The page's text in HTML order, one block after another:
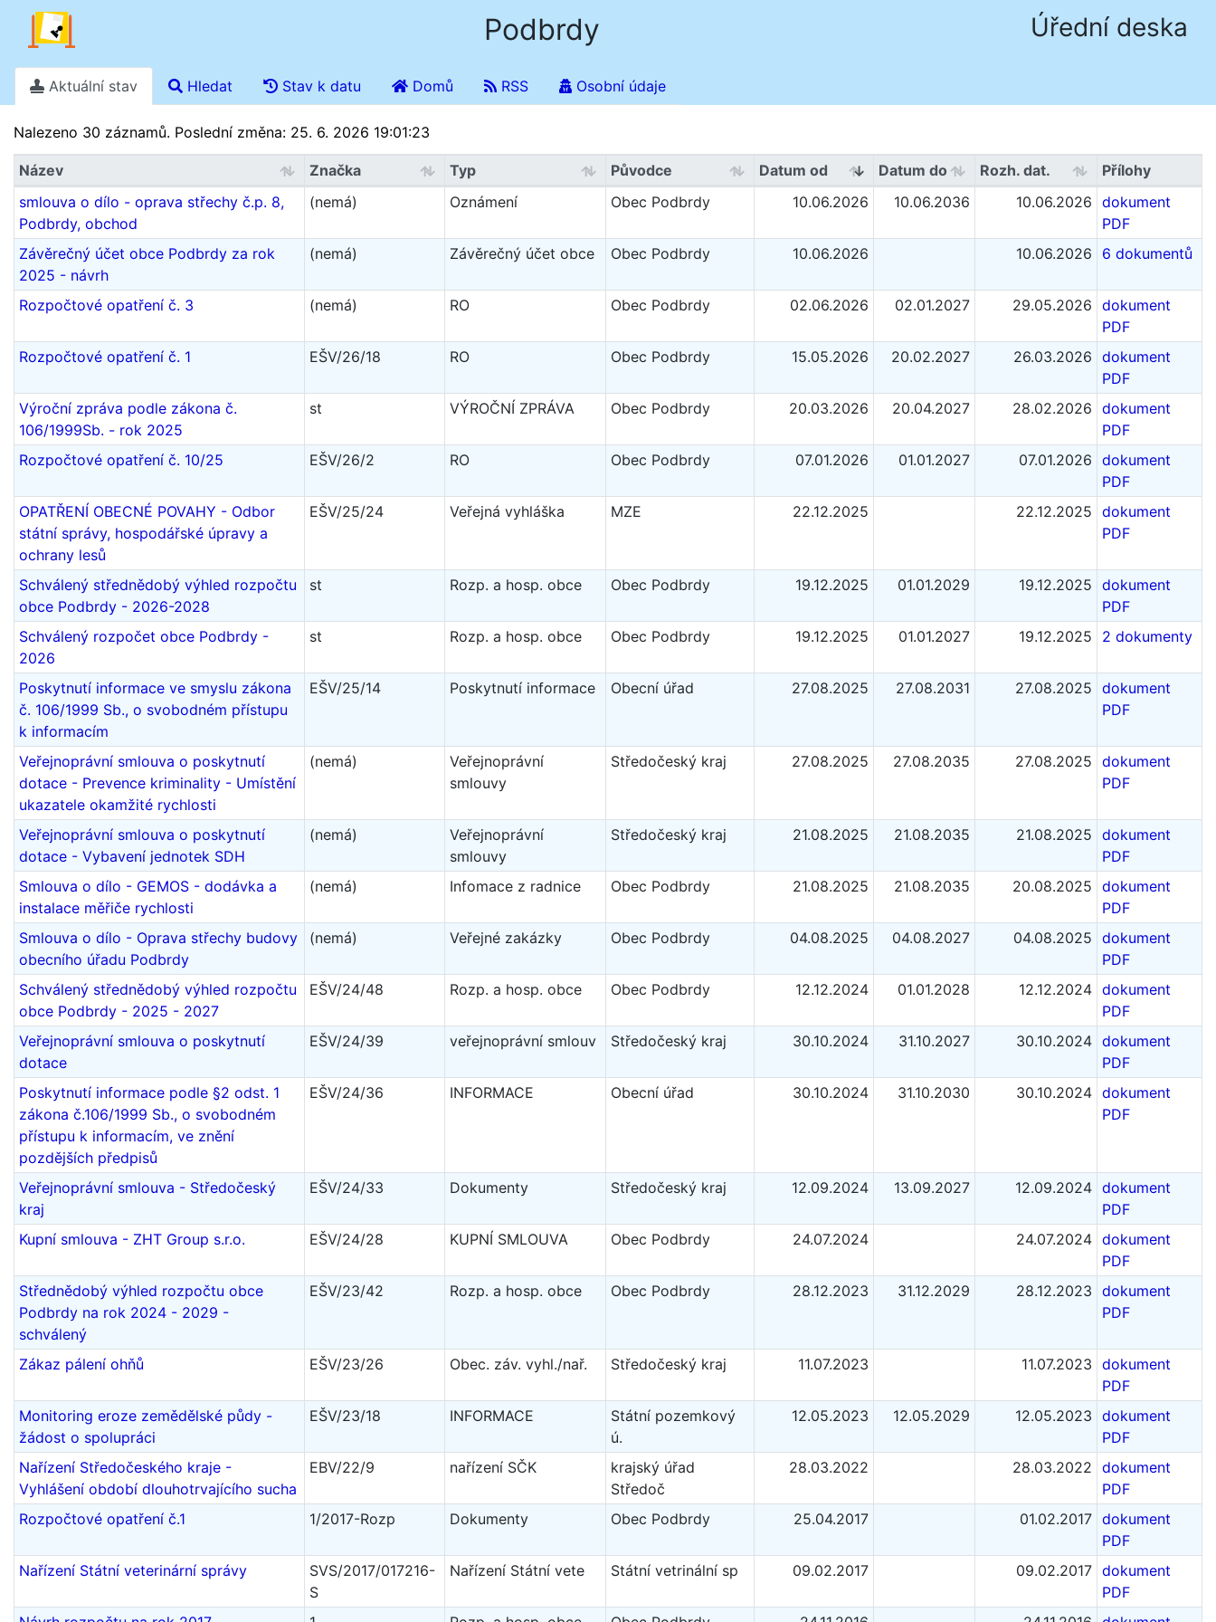
Podbrdy Úřední deska
Aktuální stav Hledat Stav k datu Domů RSS Osobní údaje
Stav k 6. 8. 2026 15.26
Nalezeno 30 záznamů. Poslední změna: 25. 6. 2026 19:01:23
Název Značka Typ Původce Datum od Datum do Rozh. dat.
Přílohy
smlouva o dílo - oprava střechy č.p. 8,
Podbrdy, obchod
(nemá) Oznámení Obec Podbrdy 10.06.2026 10.06.2036 10.06.2026 dokument
PDF
Závěrečný účet obce Podbrdy za rok
2025 - návrh
(nemá) Závěrečný účet obce Obec Podbrdy 10.06.2026 10.06.2026 6 dokumentů
Rozpočtové opatření č. 3 (nemá) RO Obec Podbrdy 02.06.2026 02.01.2027 29.05.2026 dokument
PDF
Rozpočtové opatření č. 1
EŠV/26/18 RO Obec Podbrdy 15.05.2026 20.02.2027 26.03.2026 dokument
PDF
Výroční zpráva podle zákona č.
106/1999Sb. - rok 2025
st VÝROČNÍ ZPRÁVA Obec Podbrdy 20.03.2026 20.04.2027 28.02.2026 dokument
PDF
Rozpočtové opatření č. 10/25
EŠV/26/2 RO Obec Podbrdy 07.01.2026 01.01.2027 07.01.2026 dokument
PDF
OPATŘENÍ OBECNÉ POVAHY - Odbor
státní správy, hospodářské úpravy a
ochrany lesů
EŠV/25/24 Veřejná vyhláška MZE 22.12.2025 22.12.2025 dokument
PDF
Schválený střednědobý výhled rozpočtu
obce Podbrdy - 2026-2028
st Rozp. a hosp. obce Obec Podbrdy 19.12.2025 01.01.2029 19.12.2025 dokument
PDF
Schválený rozpočet obce Podbrdy -
2026
st Rozp. a hosp. obce Obec Podbrdy 19.12.2025 01.01.2027 19.12.2025 2 dokumenty
Poskytnutí informace ve smyslu zákona
č. 106/1999 Sb., o svobodném přístupu
k informacím
EŠV/25/14 Poskytnutí informace Obecní úřad 27.08.2025 27.08.2031 27.08.2025 dokument
PDF
Veřejnoprávní smlouva o poskytnutí
dotace - Prevence kriminality - Umístění
ukazatele okamžité rychlosti
(nemá)
Veřejnoprávní
smlouvy
Středočeský kraj 27.08.2025 27.08.2035 27.08.2025 dokument
PDF
Veřejnoprávní smlouva o poskytnutí
dotace - Vybavení jednotek SDH
(nemá)
Veřejnoprávní
smlouvy
Středočeský kraj 21.08.2025 21.08.2035 21.08.2025 dokument
PDF
Smlouva o dílo - GEMOS - dodávka a
instalace měřiče rychlosti
(nemá) Infomace z radnice Obec Podbrdy 21.08.2025 21.08.2035 20.08.2025 dokument
PDF
Smlouva o dílo - Oprava střechy budovy
obecního úřadu Podbrdy
(nemá) Veřejné zakázky Obec Podbrdy 04.08.2025 04.08.2027 04.08.2025 dokument
PDF
Schválený střednědobý výhled rozpočtu
obce Podbrdy - 2025 - 2027
EŠV/24/48 Rozp. a hosp. obce Obec Podbrdy 12.12.2024 01.01.2028 12.12.2024 dokument
PDF
Veřejnoprávní smlouva o poskytnutí
dotace
EŠV/24/39 veřejnoprávní smlouv Středočeský kraj 30.10.2024 31.10.2027 30.10.2024 dokument
PDF
Poskytnutí informace podle §2 odst. 1
zákona č.106/1999 Sb., o svobodném
přístupu k informacím, ve znění
pozdějších předpisů
EŠV/24/36 INFORMACE Obecní úřad 30.10.2024 31.10.2030 30.10.2024 dokument
PDF
Veřejnoprávní smlouva - Středočeský
kraj
EŠV/24/33 Dokumenty Středočeský kraj 12.09.2024 13.09.2027 12.09.2024 dokument
PDF
Kupní smlouva - ZHT Group s.r.o.
EŠV/24/28 KUPNÍ SMLOUVA Obec Podbrdy 24.07.2024 24.07.2024 dokument
PDF
Střednědobý výhled rozpočtu obce
Podbrdy na rok 2024 - 2029 -
schválený
EŠV/23/42 Rozp. a hosp. obce Obec Podbrdy 28.12.2023 31.12.2029 28.12.2023 dokument
PDF
Zákaz pálení ohňů EŠV/23/26 Obec. záv. vyhl./nař. Středočeský kraj 11.07.2023 11.07.2023 dokument
PDF
Monitoring eroze zemědělské půdy -
žádost o spolupráci
EŠV/23/18 INFORMACE
Státní pozemkový
ú.
12.05.2023 12.05.2029 12.05.2023 dokument
PDF
Nařízení Středočeského kraje -
Vyhlášení období dlouhotrvajícího sucha
EBV/22/9 nařízení SČK
krajský úřad
Středoč
28.03.2022 28.03.2022 dokument
PDF
Rozpočtové opatření č.1
1/2017-Rozp Dokumenty Obec Podbrdy 25.04.2017 01.02.2017 dokument
PDF
Nařízení Státní veterinární správy
SVS/2017/017216-
S
Nařízení Státní vete Státní vetrinální sp 09.02.2017 09.02.2017 dokument
PDF